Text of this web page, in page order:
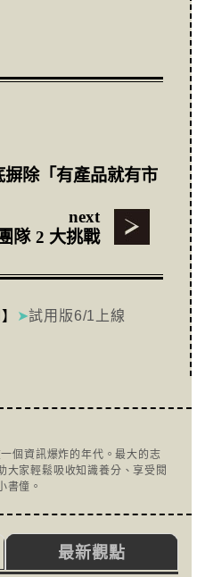
除「有產品就有市
next
隊 2 大挑戰
➤試用版6/1上線
個資訊爆炸的年代。最大的志
大家輕鬆吸收知識養分、享受閱
書僮。
最新觀點